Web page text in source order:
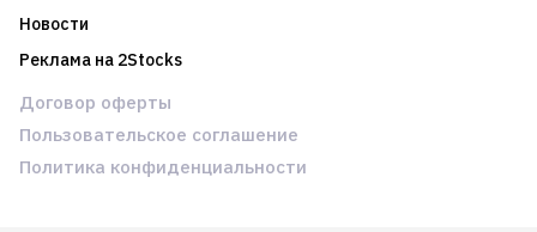
Новости
Реклама на 2Stocks
Договор оферты
Пользовательское соглашение
Политика конфиденциальности